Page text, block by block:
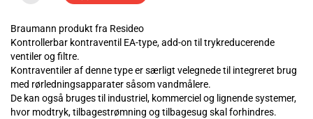
Braumann produkt fra Resideo
Kontrollerbar kontraventil EA-type, add-on til trykreducerende
ventiler og filtre.
Kontraventiler af denne type er særligt velegnede til integreret brug
med rørledningsapparater såsom vandmålere.
De kan også bruges til industriel, kommerciel og lignende systemer,
hvor modtryk, tilbagestrømning og tilbagesug skal forhindres.